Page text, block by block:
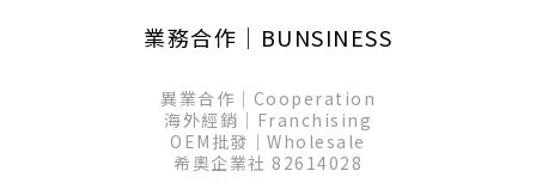
業務合作│BUNSINESS
異業合作│Cooperation
海外經銷│Franchising
OEM批發│Wholesale
希奧企業社 82614028